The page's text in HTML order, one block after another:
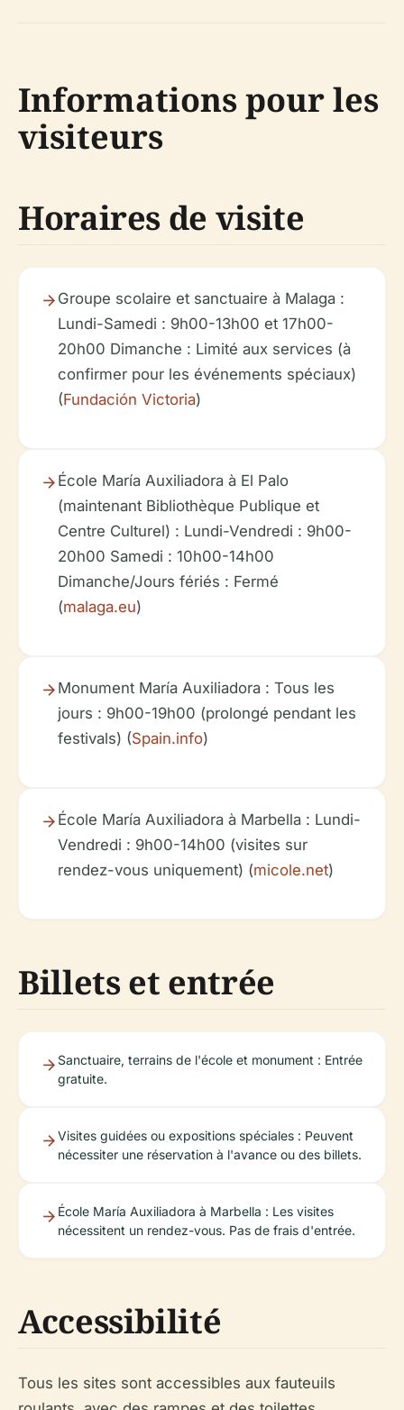
Informations pour les
visiteurs
Horaires de visite
Groupe scolaire et sanctuaire à Malaga :
Lundi-Samedi : 9h00-13h00 et 17h00-
20h00 Dimanche : Limité aux services (à
confirmer pour les événements spéciaux)
(Fundación Victoria)
École María Auxiliadora à El Palo
(maintenant Bibliothèque Publique et
Centre Culturel) : Lundi-Vendredi : 9h00-
20h00 Samedi : 10h00-14h00
Dimanche/Jours fériés : Fermé
(malaga.eu)
Monument María Auxiliadora : Tous les
jours : 9h00-19h00 (prolongé pendant les
festivals) (Spain.info)
École María Auxiliadora à Marbella : Lundi-
Vendredi : 9h00-14h00 (visites sur
rendez-vous uniquement) (micole.net)
Billets et entrée
Sanctuaire, terrains de l'école et monument : Entrée
gratuite.
Visites guidées ou expositions spéciales : Peuvent
nécessiter une réservation à l'avance ou des billets.
École María Auxiliadora à Marbella : Les visites
nécessitent un rendez-vous. Pas de frais d'entrée.
Accessibilité
Tous les sites sont accessibles aux fauteuils